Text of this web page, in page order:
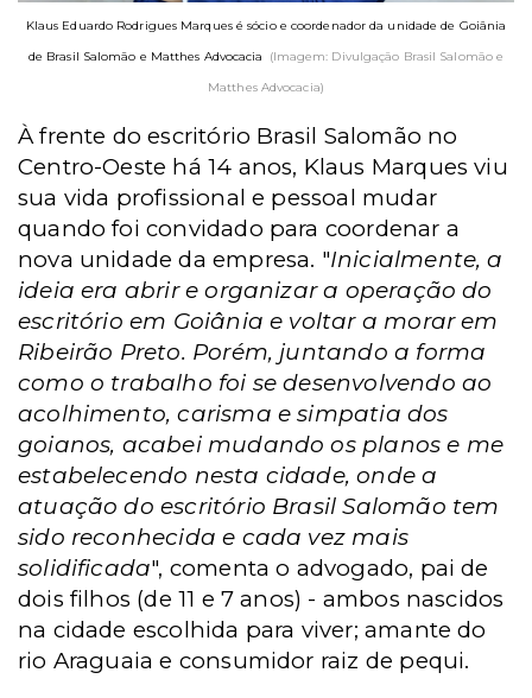
Klaus Eduardo Rodrigues Marques é sócio e coordenador da unidade de Goiânia
de Brasil Salomão e Matthes Advocacia
(Imagem: Divulgação Brasil Salomão e
Matthes Advocacia)
À frente do escritório Brasil Salomão no
Centro-Oeste há 14 anos, Klaus Marques viu
sua vida profissional e pessoal mudar
quando foi convidado para coordenar a
nova unidade da empresa. "Inicialmente, a
ideia era abrir e organizar a operação do
escritório em Goiânia e voltar a morar em
Ribeirão Preto. Porém, juntando a forma
como o trabalho foi se desenvolvendo ao
acolhimento, carisma e simpatia dos
goianos, acabei mudando os planos e me
estabelecendo nesta cidade, onde a
atuação do escritório Brasil Salomão tem
sido reconhecida e cada vez mais
solidificada", comenta o advogado, pai de
dois filhos (de 11 e 7 anos) - ambos nascidos
na cidade escolhida para viver; amante do
rio Araguaia e consumidor raiz de pequi.